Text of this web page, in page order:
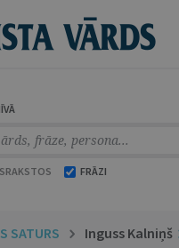
FRĀZI
SATURS Inguss Kalniņš